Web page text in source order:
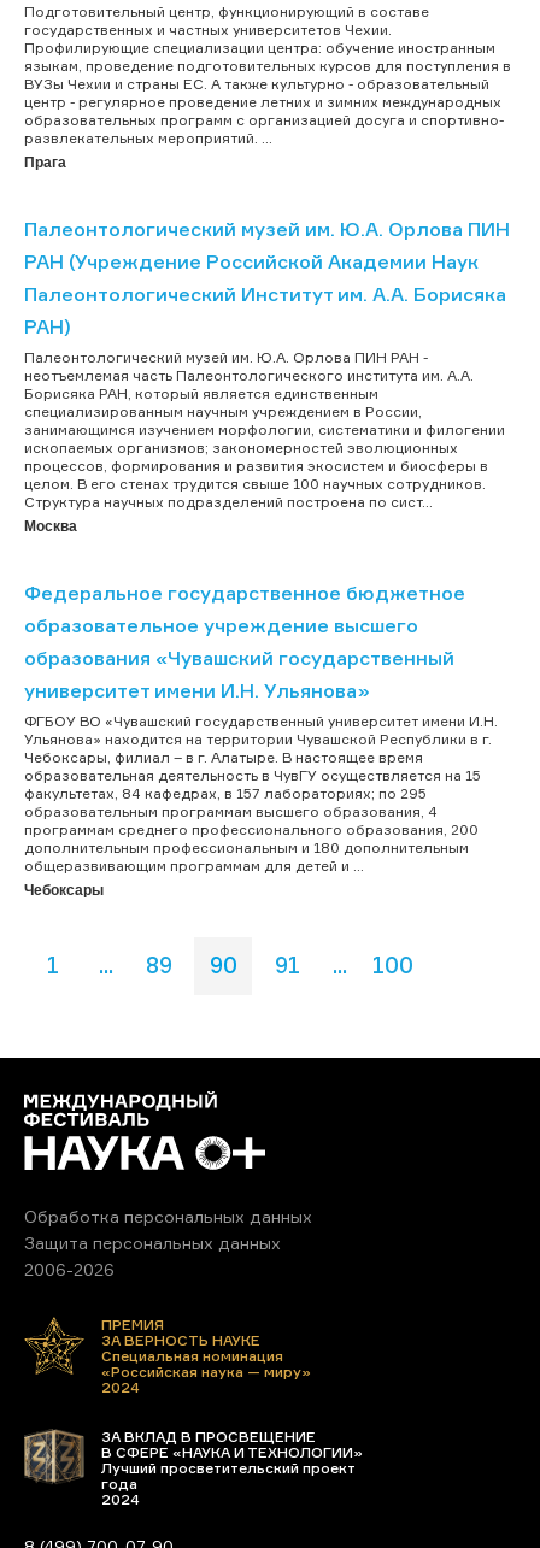
Подготовительный центр, функционирующий в составе
государственных и частных университетов Чехии.
Профилирующие специализации центра: обучение иностранным
языкам, проведение подготовительных курсов для поступления в
ВУЗы Чехии и страны ЕС. А также культурно - образовательный
центр - регулярное проведение летних и зимних международных
образовательных программ с организацией досуга и спортивно-
развлекательных мероприятий. ...
Прага
Палеонтологический музей им. Ю.А. Орлова ПИН
РАН (Учреждение Российской Академии Наук
Палеонтологический Институт им. А.А. Борисяка
РАН)
Палеонтологический музей им. Ю.А. Орлова ПИН РАН -
неотъемлемая часть Палеонтологического института им. А.А.
Борисяка РАН, который является единственным
специализированным научным учреждением в России,
занимающимся изучением морфологии, систематики и филогении
ископаемых организмов; закономерностей эволюционных
процессов, формирования и развития экосистем и биосферы в
целом. В его стенах трудится свыше 100 научных сотрудников.
Структура научных подразделений построена по сист...
Москва
Федеральное государственное бюджетное
образовательное учреждение высшего
образования «Чувашский государственный
университет имени И.Н. Ульянова»
ФГБОУ ВО «Чувашский государственный университет имени И.Н.
Ульянова» находится на территории Чувашской Республики в г.
Чебоксары, филиал – в г. Алатыре. В настоящее время
образовательная деятельность в ЧувГУ осуществляется на 15
факультетах, 84 кафедрах, в 157 лабораториях; по 295
образовательным программам высшего образования, 4
программам среднего профессионального образования, 200
дополнительным профессиональным и 180 дополнительным
общеразвивающим программам для детей и ...
Чебоксары
1 ... 89 90 91 ... 100
Обработка персональных данных
Защита персональных данных
2006-2026
ПРЕМИЯ
ЗА ВЕРНОСТЬ НАУКЕ
Специальная номинация
«Российская наука — миру»
2024
ЗА ВКЛАД В ПРОСВЕЩЕНИЕ
В СФЕРЕ «НАУКА И ТЕХНОЛОГИИ»
Лучший просветительский проект
года
2024